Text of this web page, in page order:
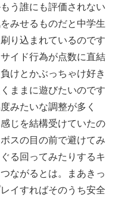
う誰にも評価されない
みせるものだと中学生
り込まれているのです
イド行為が点数に直結
けとかぶっちゃけ好き
ままに遊びたいのです
みたいな調整が多く
じを結構受けていたの
スの目の前で避けてみ
る回ってみたりするキ
ながるとは。まあきっ
イすればそのうち安全